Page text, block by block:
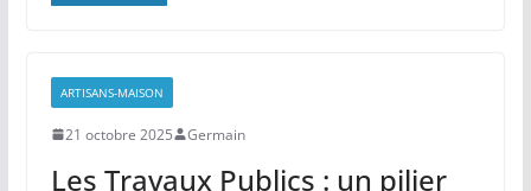
ARTISANS-MAISON
21 octobre 2025 Germain
Les Travaux Publics : un pilier